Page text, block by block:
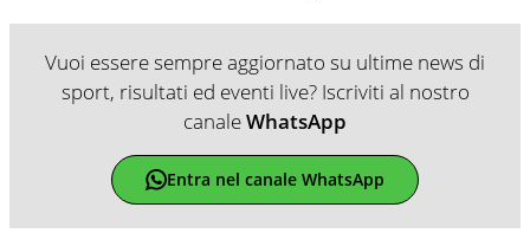
Vuoi essere sempre aggiornato su ultime news di
sport, risultati ed eventi live? Iscriviti al nostro
canaleWhatsApp
Entra nel canale WhatsApp